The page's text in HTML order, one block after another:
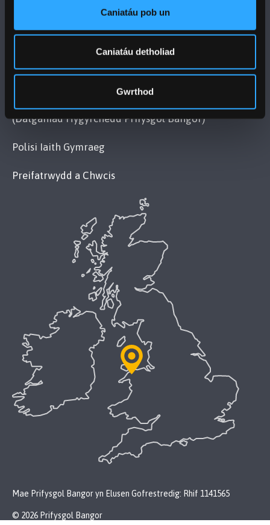
Caniatáu pob un
Caniatáu detholiad
Gwrthod
POLISI
Datganiad Deddf Caethwasiaeth Fodern 2015
(Datganiad Hygyrchedd Prifysgol Bangor)
Polisi Iaith Gymraeg
Preifatrwydd a Chwcis
Mae Prifysgol Bangor yn Elusen Gofrestredig: Rhif 1141565
© 2026 Prifysgol Bangor